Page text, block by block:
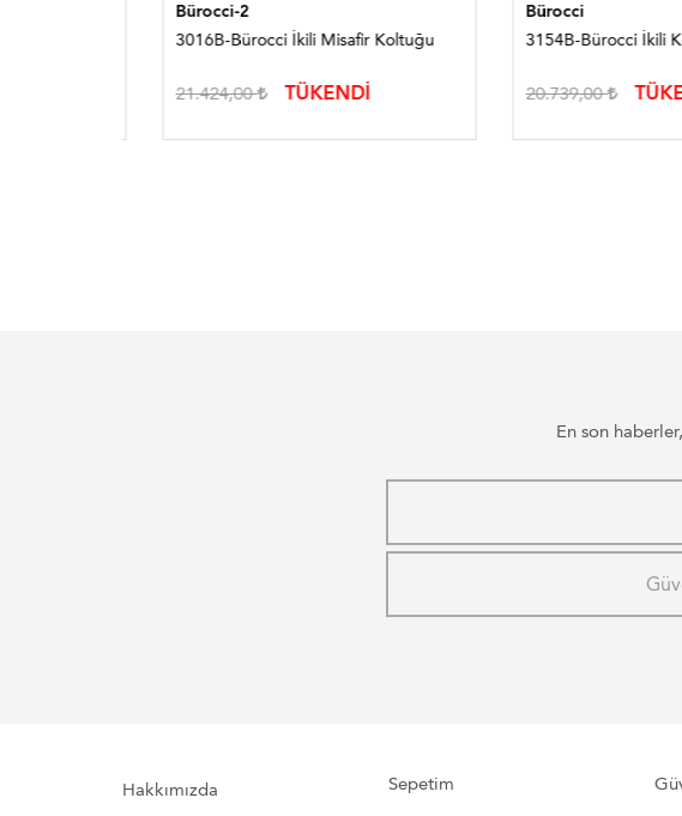
Bürocci-2
3016B-Bürocci İkili Misafir Koltuğu
21.424,00 TÜKENDİ
Bürocci
3154B-Bürocci İkili Koltuk
20.739,00 TÜKENDİ
En son
Hakkımızda Sepetim